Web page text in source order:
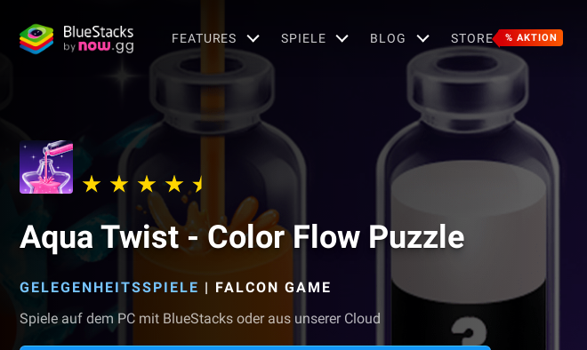
FEATURES SPIELE BLOG STORE % AKTION
Aqua Twist - Color Flow Puzzle
GELEGENHEITSSPIELE | FALCON GAME
Spiele auf dem PC mit BlueStacks oder aus unserer Cloud